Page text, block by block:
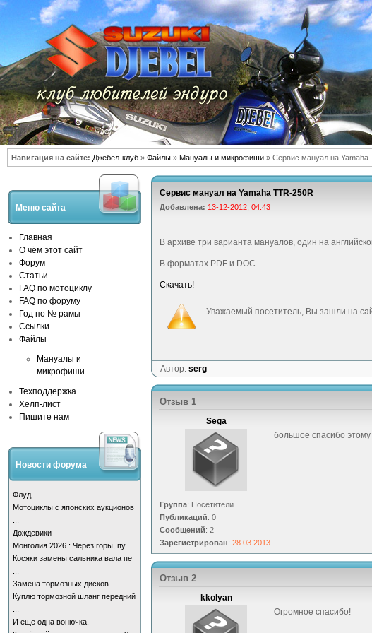
Навигация на сайте: Джебел-клуб » Файлы » Мануалы и микрофиши » Сервис мануал на Yamaha
Меню сайта
Главная
О чём этот сайт
Форум
Статьи
FAQ по мотоциклу
FAQ по форуму
Год по № рамы
Ссылки
Файлы
Мануалы и
микрофиши
Техподдержка
Хелп-лист
Пишите нам
Новости форума
Флуд
Мотоциклы с японских аукционов
Дождевики
Монголия 2026 : Через горы, пу ...
Косяки замены сальника вала пе
Замена тормозных дисков
Куплю тормозной шланг передний
И еще одна вонючка.
Сервис мануал на Yamaha TTR-250R
Добавлена: 13-12-2012, 04:43
В архиве три варианта мануалов, один на
В форматах PDF и DOC.
Скачать!
Уважаемый посетитель, Вы зашли на
Автор: serg
Отзыв 1
Sega
Группа: Посетители
Публикаций: 0
Сообщений: 2
Зарегистрирован: 28.03.2013
большое спасибо
Отзыв 2
kkolyan
Огромное спасибо!